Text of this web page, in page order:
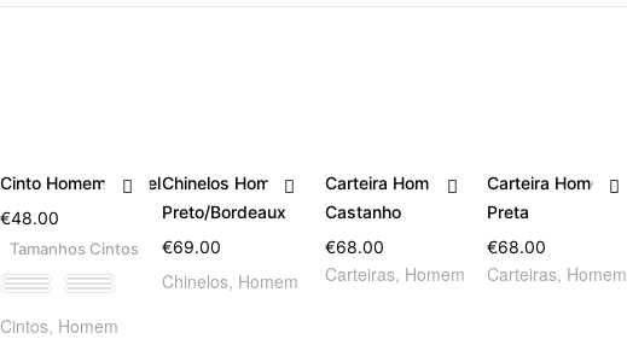
Cinto Homem Camel
€48.00
Tamanhos Cintos
85
Cintos, Homem
Chinelos Homem
Preto/Bordeaux
€69.00
Chinelos, Homem
Carteira Homem
Castanho
€68.00
Carteiras, Homem
Carteira Homem
Preta
€68.00
Carteiras, Homem